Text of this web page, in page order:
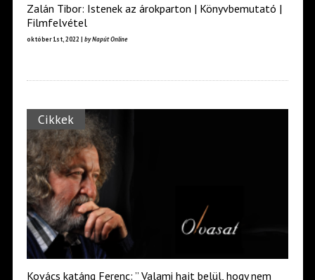
Zalán Tibor: Istenek az árokparton | Könyvbemutató |
Filmfelvétel
október 1st, 2022 | by Napút Online
Cikkek
Kovács katáng Ferenc: ” Valami hajt belül, hogy nem